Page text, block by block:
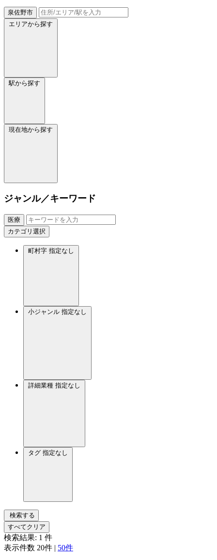
泉佐野市
エリアから探す
駅から探す
現在地から探す
ジャンル／キーワード
医療
カテゴリ選択
町村字 指定なし
小ジャンル 指定なし
詳細業種 指定なし
タグ 指定なし
検索する
すべてクリア
検索結果: 1 件
表示件数 20件 | 50件